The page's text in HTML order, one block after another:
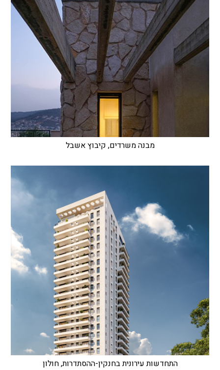
מבנה משרדים, קיבוץ אשבל
התחדשות עירונית בחנקין-ההסתדרות, חולון